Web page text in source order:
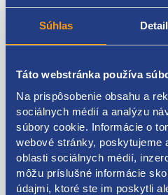
Súhlas
Táto webstránka používa
Na prispôsobenie obsahu a
sociálnych médií a analýzu
súbory cookie. Informácie o
webové stránky, poskytujeme
oblasti sociálnych médií,
môžu príslušné informácie
údajmi, ktoré ste im poskytli
oblasť použitia interiér
montovacia strana bočné
rozmer C [mm] 17,1
rozmer d [mm] 3
rozmer H [mm] 17,9
počet kusov v balení [ks] 10
originálne číslo Renault
7703077469
Citroen / Peugeot